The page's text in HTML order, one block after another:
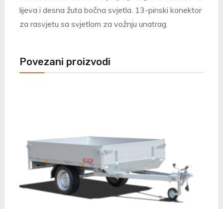
lijeva i desna žuta bočna svjetla. 13-pinski konektor
za rasvjetu sa svjetlom za vožnju unatrag.
Povezani proizvodi